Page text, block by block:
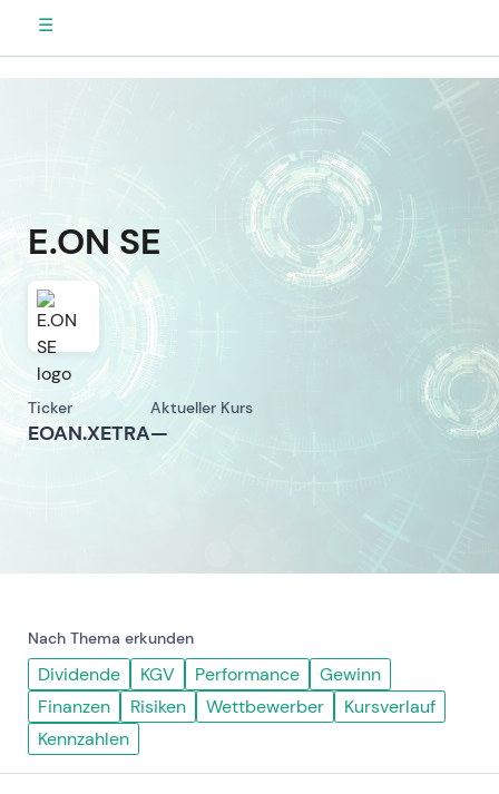
☰
E.ON SE
Ticker
EOAN.XETRA
Aktueller Kurs
—
Nach Thema erkunden
Dividende KGV Performance
Gewinn
Finanzen
Risiken Wettbewerber
Kursverlauf
Kennzahlen